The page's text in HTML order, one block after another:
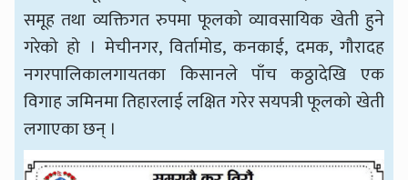
समूह तथा व्यक्तिगत रुपमा फूलको व्यावसायिक खेती हुने
गरेको हो । मेचीनगर, विर्तामोड, कनकाई, दमक, गौरादह
नगरपालिकालगायतका किसानले पाँच कठ्ठादेखि एक
विगाह जमिनमा तिहारलाई लक्षित गरेर सयपत्री फूलको खेती
लगाएका छन् ।